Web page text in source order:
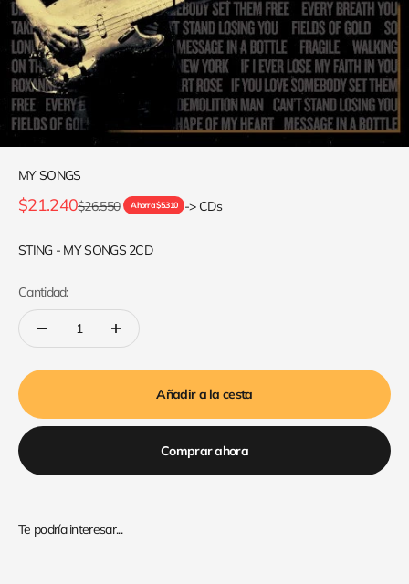
MY SONGS
Precio de oferta
$21.240Precio normal
$26.550 Ahorra $5.310 -> CDs
STING - MY SONGS 2CD
Cantidad:
Añadir a la cesta
Comprar ahora